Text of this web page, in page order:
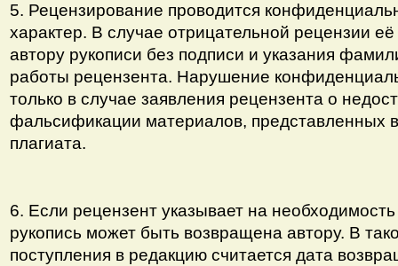
5. Рецензирование проводится
характер. В случае отрицательной рецензии её
автору рукописи без подписи и указания
работы рецензента. Нарушение
только в случае заявления рецензента о
фальсификации материалов, представленных
плагиата.
6. Если рецензент указывает на
рукопись может быть возвращена автору. В
поступления в редакцию считается дата